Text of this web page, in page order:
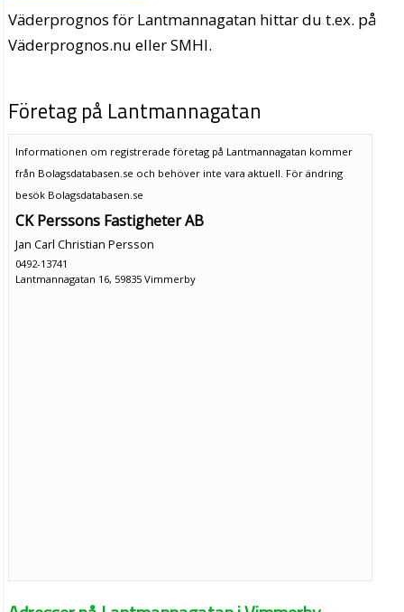
Väderprognos för Lantmannagatan hittar du t.ex. på
Väderprognos.nu eller SMHI.
Företag på Lantmannagatan
Informationen om registrerade företag på Lantmannagatan kommer
från Bolagsdatabasen.se och behöver inte vara aktuell. För ändring
besök Bolagsdatabasen.se
CK Perssons Fastigheter AB
Jan Carl Christian Persson
0492-13741
Lantmannagatan 16, 59835 Vimmerby